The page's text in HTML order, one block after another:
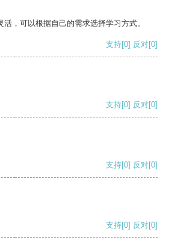
，可以根据自己的需求选择学习方式。
支持[0] 反对[0]
支持[0] 反对[0]
支持[0] 反对[0]
支持[0] 反对[0]